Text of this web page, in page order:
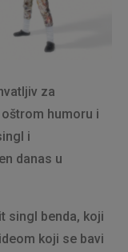
za
humoru i
i
danas u
singl benda, koji
koji se bavi